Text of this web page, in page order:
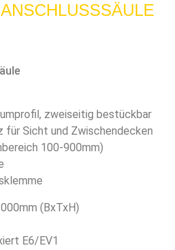
zweiseitig bestückbar
für Sicht und Zwischendecken
100-900mm)
(BxTxH)
E6/EV1